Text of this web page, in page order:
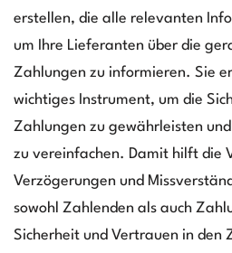
erstellen, die alle relevanten
um Ihre Lieferanten über die
Zahlungen zu informieren. Sie
wichtiges Instrument, um die
Zahlungen zu gewährleisten
zu vereinfachen. Damit hilft die
Verzögerungen und
sowohl Zahlenden als auch
Sicherheit und Vertrauen in den